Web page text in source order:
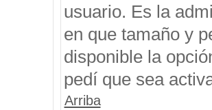
usuario. Es la
en que tamaño y
disponible la
pedí que sea
Arriba